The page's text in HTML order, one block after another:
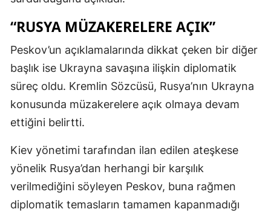
“RUSYA MÜZAKERELERE AÇIK”
Peskov’un açıklamalarında dikkat çeken bir diğer
başlık ise Ukrayna savaşına ilişkin diplomatik
süreç oldu. Kremlin Sözcüsü, Rusya’nın Ukrayna
konusunda müzakerelere açık olmaya devam
ettiğini belirtti.
Kiev yönetimi tarafından ilan edilen ateşkese
yönelik Rusya’dan herhangi bir karşılık
verilmediğini söyleyen Peskov, buna rağmen
diplomatik temasların tamamen kapanmadığı